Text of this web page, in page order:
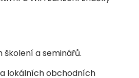
a seminářů.
a lokálních obchodních